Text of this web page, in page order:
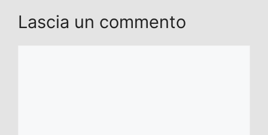
Lascia un commento